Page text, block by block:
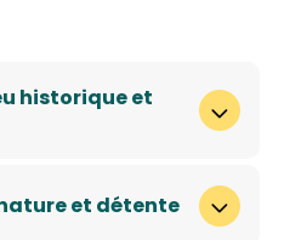
historique et
nature et détente